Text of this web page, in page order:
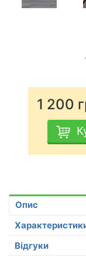
1 200
Опис
Відгуки